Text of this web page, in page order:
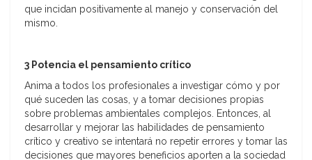
que incidan positivamente al manejo y conservación del
mismo.
3 Potencia el pensamiento crítico
Anima a todos los profesionales a investigar cómo y por
qué suceden las cosas, y a tomar decisiones propias
sobre problemas ambientales complejos. Entonces, al
desarrollar y mejorar las habilidades de pensamiento
crítico y creativo se intentará no repetir errores y tomar las
decisiones que mayores beneficios aporten a la sociedad